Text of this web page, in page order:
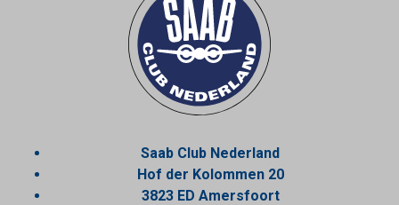
Saab Club Nederland
Hof der Kolommen 20
3823 ED Amersfoort